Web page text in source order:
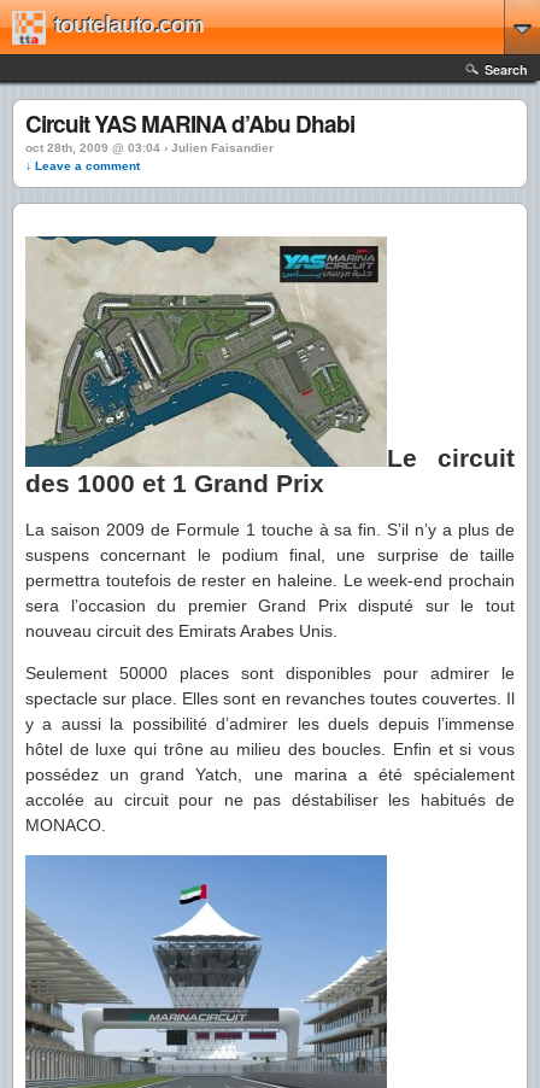
toutelauto.com
Search
Circuit YAS MARINA d’Abu Dhabi
oct 28th, 2009 @ 03:04 › Julien Faisandier
↓ Leave a comment
Le circuit
des 1000 et 1 Grand Prix
La saison 2009 de Formule 1 touche à sa fin. S’il n’y a plus de
suspens concernant le podium final, une surprise de taille
permettra toutefois de rester en haleine. Le week-end prochain
sera l’occasion du premier Grand Prix disputé sur le tout
nouveau circuit des Emirats Arabes Unis.
Seulement 50000 places sont disponibles pour admirer le
spectacle sur place. Elles sont en revanches toutes couvertes. Il
y a aussi la possibilité d’admirer les duels depuis l’immense
hôtel de luxe qui trône au milieu des boucles. Enfin et si vous
possédez un grand Yatch, une marina a été spécialement
accolée au circuit pour ne pas déstabiliser les habitués de
MONACO.